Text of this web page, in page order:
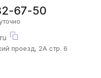
67-50
проезд, 2А стр. 6